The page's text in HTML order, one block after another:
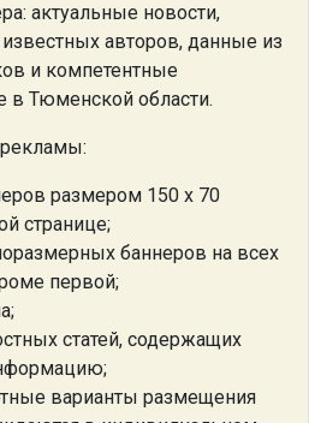
актуальные новости,
авторов, данные из
и компетентные
в Тюменской области.
размером 150 х 70
странице;
баннеров на всех
первой;
статей, содержащих
варианты размещения